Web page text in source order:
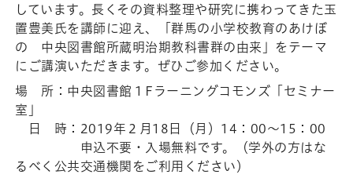
しています。長くその資料整理や研究に携わってきた玉
置豊美氏を講師に迎え、「群馬の小学校教育のあけぼ
の 中央図書館所蔵明治期教科書群の由来」をテーマ
にご講演いただきます。ぜひご参加ください。
場 所：中央図書館１Fラーニングコモンズ「セミナー
室」
日 時：2019年２月18日（月）14：00～15：00
申込不要・入場無料です。（学外の方はな
るべく公共交通機関をご利用ください）